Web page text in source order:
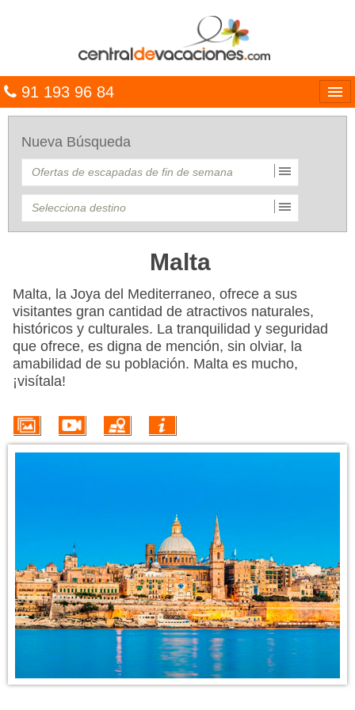
91 193 96 84
MULTIDESTINO
VACACIONES
CARIBE
OFERTAS
VUELO + HOTEL
PLAYAS
CRUCEROS
CIRCUITOS
Nueva Búsqueda
Malta
Malta, la Joya del Mediterraneo, ofrece a sus
visitantes gran cantidad de atractivos naturales,
históricos y culturales. La tranquilidad y seguridad
que ofrece, es digna de mención, sin olviar, la
amabilidad de su población. Malta es mucho,
¡visítala!